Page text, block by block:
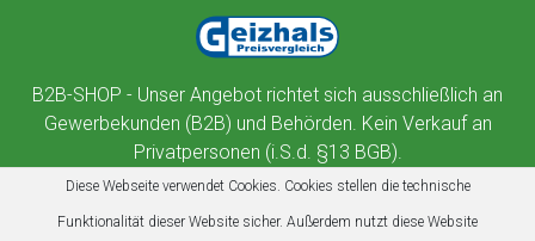
B2B-SHOP - Unser Angebot richtet sich ausschließlich an
Gewerbekunden (B2B) und Behörden. Kein Verkauf an
Privatpersonen (i.S.d. §13 BGB).
Diese Webseite verwendet Cookies. Cookies stellen die technische
Funktionalität dieser Website sicher. Außerdem nutzt diese Website